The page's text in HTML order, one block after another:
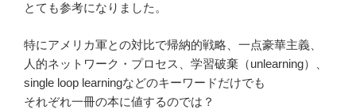
とても参考になりました。
特にアメリカ軍との対比で帰納的戦略、一点豪華主義、
人的ネットワーク・プロセス、学習破棄（unlearning）、
single loop learningなどのキーワードだけでも
それぞれ一冊の本に値するのでは？